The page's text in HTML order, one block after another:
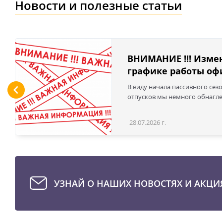
Новости и полезные статьи
ВНИМАНИЕ !!!
графике работы
В виду начала пассивного
отпусков мы немного
28.07.2026 г.
УЗНАЙ О НАШИХ НОВОСТЯХ И